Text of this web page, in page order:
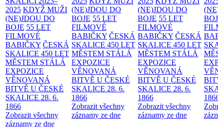
2025 KDYŽ MUŽI
(NE)JDOU DO
BOJE 55 LET
FILMOVÉ
BABIČKY ČESKÁ
SKALICE 450 LET
MĚSTEM STÁLÁ
EXPOZICE
VĚNOVANÁ
BITVĚ U ČESKÉ
SKALICE 28. 6.
1866
Zobrazit všechny
záznamy ze dne
(NE)JDOU DO
BOJE 55 LET
FILMOVÉ
BABIČKY ČESKÁ
SKALICE 450 LET
MĚSTEM STÁLÁ
EXPOZICE
VĚNOVANÁ
BITVĚ U ČESKÉ
SKALICE 28. 6.
1866
Zobrazit všechny
záznamy ze dne
(NE)JDOU DO
BOJE 55 LET
FILMOVÉ
BABIČKY ČESKÁ
SKALICE 450 LET
MĚSTEM STÁLÁ
EXPOZICE
VĚNOVANÁ
BITVĚ U ČESKÉ
SKALICE 28. 6.
1866
Zobrazit všechny
záznamy ze dne